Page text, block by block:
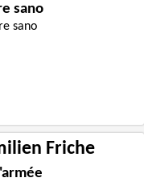
sano
Friche